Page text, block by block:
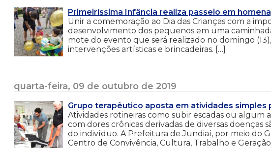
Primeiríssima Infância realiza passeio em
Unir a comemoração ao Dia das Crianças com a
desenvolvimento dos pequenos em uma
mote do evento que será realizado no domingo
intervenções artísticas e brincadeiras. […]
quarta-feira, 09 de outubro de 2019
Grupo terapêutico aposta em atividades simples
Atividades rotineiras como subir escadas ou algum
com dores crônicas derivadas de diversas
do indivíduo. A Prefeitura de Jundiaí, por meio do
Centro de Convivência, Cultura, Trabalho e